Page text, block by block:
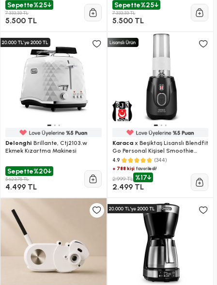
Sepette%25
7.333,33 TL
5.500 TL
Sepette%25
7.333,33 TL
5.500 TL
Delonghi Brillante, Ctj2103.w
Ekmek Kızartma Makinesi
Sepette%20
5.623,75 TL
4.499 TL
Karacax Beşiktaş Lisanslı Blendfit
Go Personal Kişisel Smoothie
Blender
4.9 (344)
+ 788 kişifavoriledi!
2.999 TL %17
2.499 TL